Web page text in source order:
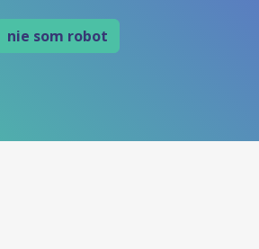
nie som robot